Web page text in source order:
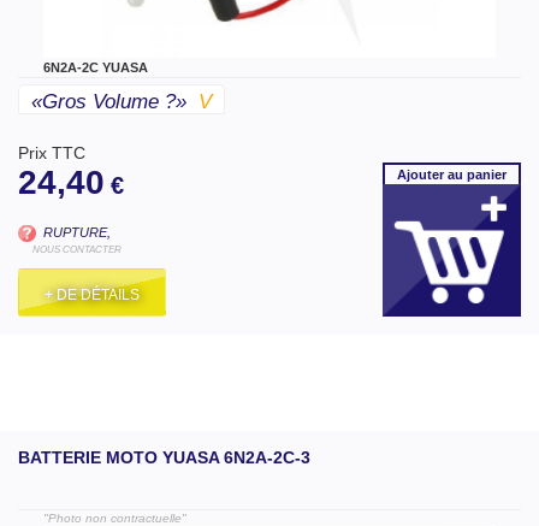
6N2A-2C YUASA
«gros Volume ?» V
Prix TTC
24,40 €
RUPTURE,
NOUS CONTACTER
+ DE DÉTAILS
Ajouterau panier
BATTERIE MOTO YUASA 6N2A-2C-3
"Photo non contractuelle"